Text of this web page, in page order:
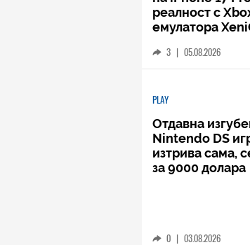
реалност с
емулатора
3 | 05.08.2026
PLAY
Отдавна
Nintendo DS
изтрива сама,
за 9000 долара
0 | 03.08.2026